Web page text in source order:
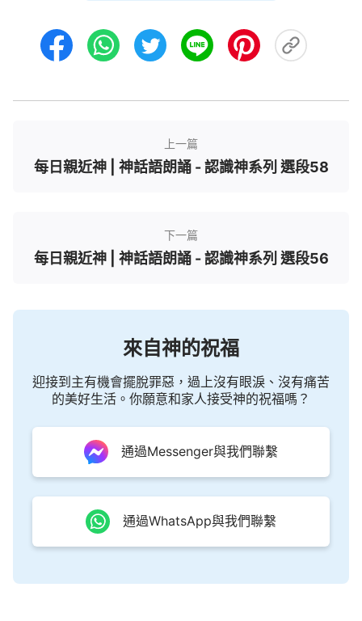
的試探呢？你們有没有心志禱告
神，讓神像試煉約伯
一樣試煉你們呢？相信絶大多數的人都不敢這樣禱
的信簡直是不值得一提，你們與神為敵，不敬畏神，
探，你們有什麽資格承受神的應許呢？聽了約伯的故
事，明白了解了神拯救人的心意與人蒙拯救的意義之
——《話・卷二 關于認識神・神的作工、神的性情
與神自己 二》
上一篇
每日親近神 | 神話語朗誦 - 認識神系列 選段58
下一篇
每日親近神 | 神話語朗誦 - 認識神系列 選段56
來自神的祝福
迎接到主有機會擺脫罪惡，過上沒有眼淚、沒有痛苦
的美好生活。你願意和家人接受神的祝福嗎？
通過Messenger與我們聯繫
通過WhatsApp與我們聯繫